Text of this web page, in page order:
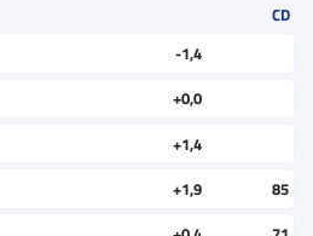
CD
-1,4
+0,0
+1,4
+1,9
85